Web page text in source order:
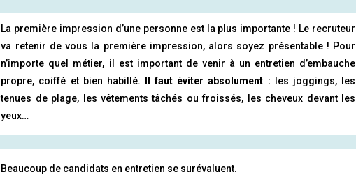
La première impression d’une personne est la plus importante ! Le recruteur
va retenir de vous la première impression, alors soyez présentable ! Pour
n’importe quel métier, il est important de venir à un entretien d’embauche
propre, coiffé et bien habillé.
Il faut éviter absolument : les joggings, les
tenues de plage, les vêtements tâchés ou froissés, les cheveux devant les
yeux…
Beaucoup de candidats en entretien se surévaluent.